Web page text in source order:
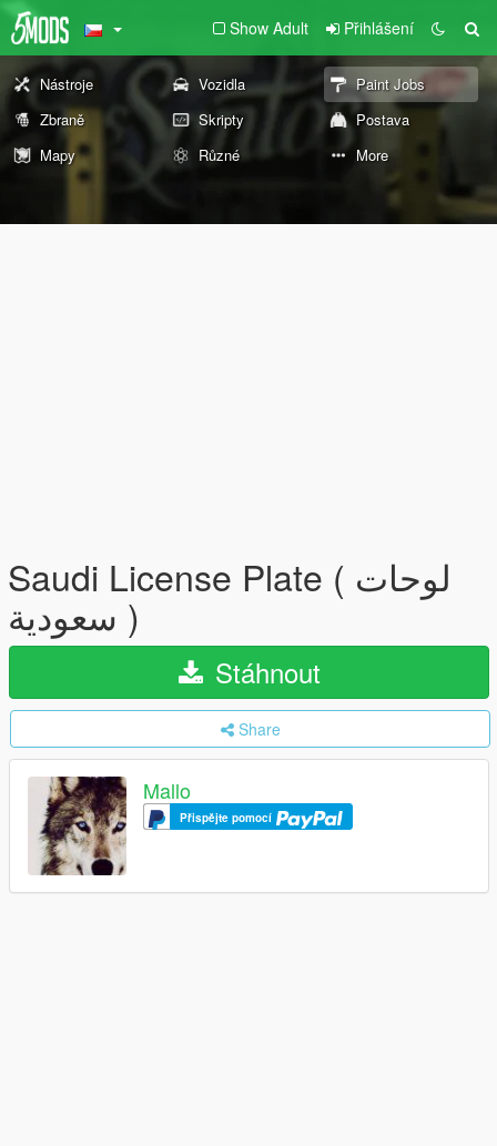
Show Adult Přihlášení
Nástroje Vozidla
Paint Jobs
Zbraně
Skripty
Postava
Mapy
Různé More
Saudi License Plate ( لوحات
سعودية )
Stáhnout
Share
Mallo
Přispějte pomocí